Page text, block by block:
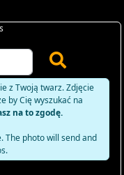
z Twoją twarz. Zdjęcie
by Cię wyszukać na
na to zgodę.
The photo will send and